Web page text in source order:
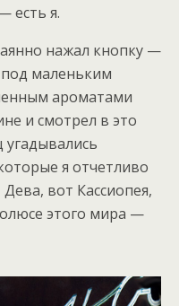
есть я.
нажал кнопку —
под маленьким
ароматами
и смотрел в это
я отчетливо
вот Кассиопея,
этого мира —